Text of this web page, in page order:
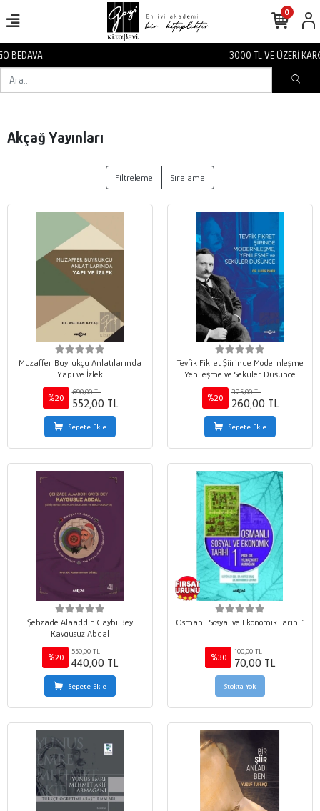
0
Akçağ Yayınları
Filtreleme Sıralama
Muzaffer Buyrukçu Anlatılarında
Yapı ve İzlek
%20
690,00 TL
552,00 TL
Sepete Ekle
Tevfik Fikret Şiirinde Modernleşme
Yenileşme ve Seküler Düşünce
%20
325,00 TL
260,00 TL
Sepete Ekle
Şehzade Alaaddin Gaybi Bey
Kaygusuz Abdal
%20
550,00 TL
440,00 TL
Sepete Ekle
Osmanlı Sosyal ve Ekonomik Tarihi 1
%30
100,00 TL
70,00 TL
Stokta Yok